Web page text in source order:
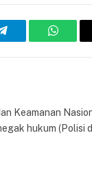
Telegram
Keamanan
hukum (Polisi